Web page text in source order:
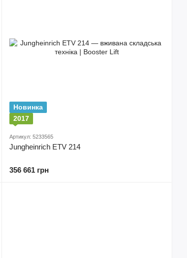
Новинка
2017
Артикул: 5233565
Jungheinrich ETV 214
356 661 грн